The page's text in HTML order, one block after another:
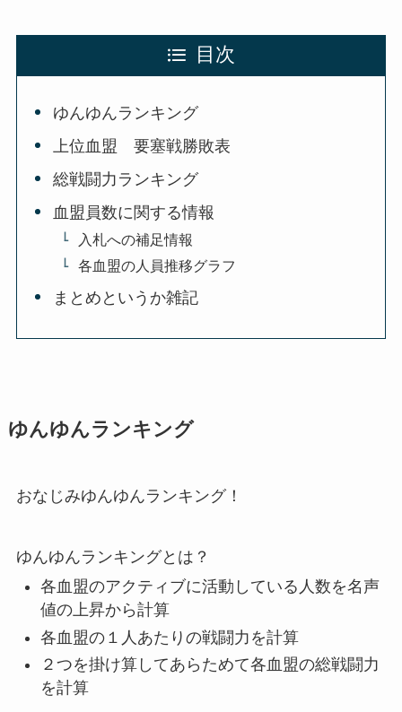
目次
ゆんゆんランキング
上位血盟 要塞戦勝敗表
総戦闘力ランキング
血盟員数に関する情報
入札への補足情報
各血盟の人員推移グラフ
まとめというか雑記
ゆんゆんランキング
おなじみゆんゆんランキング！
ゆんゆんランキングとは？
各血盟のアクティブに活動している人数を名声
値の上昇から計算
各血盟の１人あたりの戦闘力を計算
２つを掛け算してあらためて各血盟の総戦闘力
を計算